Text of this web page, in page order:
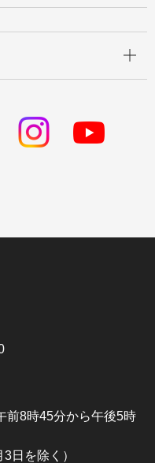
前8時45分から午後5時
日を除く）